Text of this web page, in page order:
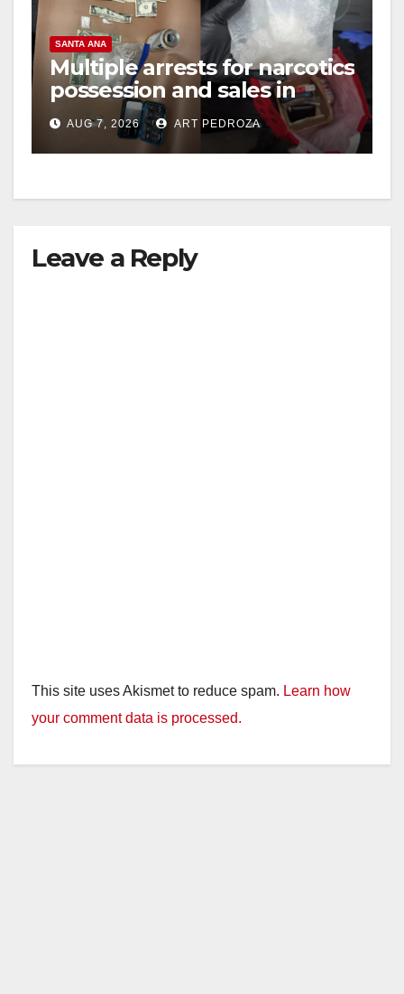
SANTA ANA
Multiple arrests for narcotics
possession and sales in
coastal OC
AUG 7, 2026 ART PEDROZA
Leave a Reply
This site uses Akismet to reduce spam. Learn how
your comment data is processed.